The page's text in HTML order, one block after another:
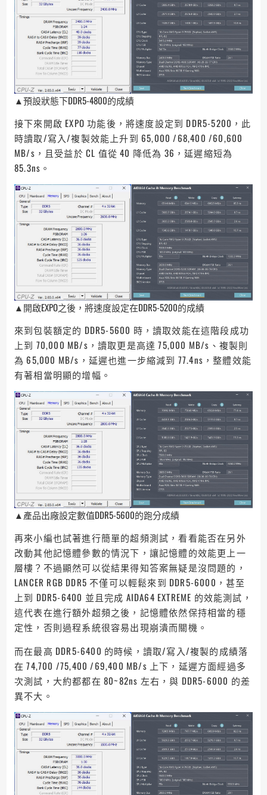
▲預設狀態下DDR5-4800的成績
接下來開啟 EXPO 功能後，將速度設定到 DDR5-5200，此
時讀取/寫入/複製效能上升到 65,000 /68,400 /60,600
MB/s，且受益於 CL 值從 40 降低為 36，延遲縮短為
85.3ns。
▲開啟EXPO之後，將速度設定在DDR5-5200的成績
來到包裝額定的 DDR5-5600 時，讀取效能在這階段成功
上到 70,000 MB/s，讀取更是高達 75,000 MB/s、複製則
為 65,000 MB/s，延遲也進一步縮減到 77.4ns，整體效能
有著相當明顯的增幅。
▲產品出廠設定數值DDR5-5600的跑分成績
再來小編也試著進行簡單的超頻測試，看看能否在另外
改動其他記憶體參數的情況下，讓記憶體的效能更上一
層樓？不過顯然可以從結果得知答案無疑是沒問題的，
LANCER RGB DDR5 不僅可以輕鬆來到 DDR5-6000，甚至
上到 DDR5-6400 並且完成 AIDA64 EXTREME 的效能測試，
這代表在進行額外超頻之後，記憶體依然保持相當的穩
定性，否則過程系統很容易出現崩潰而關機。
而在最高 DDR5-6400 的時候，讀取/寫入/複製的成績落
在 74,700 /75,400 /69,400 MB/s 上下，延遲方面經過多
次測試，大約都都在 80~82ns 左右，與 DDR5-6000 的差
異不大。